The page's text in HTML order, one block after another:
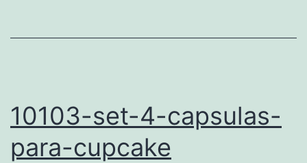
10103-set-4-capsulas-
para-cupcake